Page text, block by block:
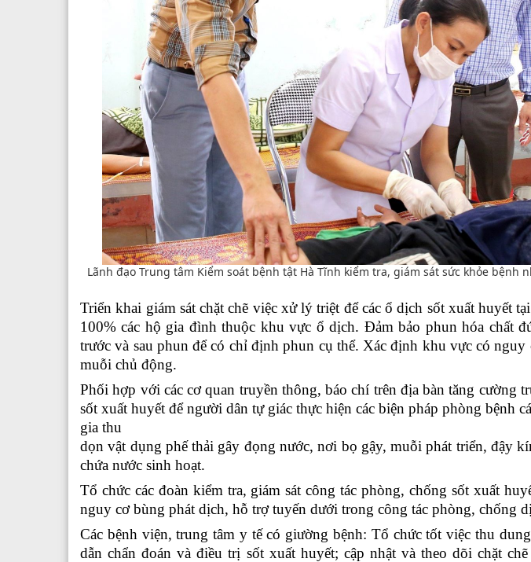
Lãnh đạo Trung tâm Kiểm soát bệnh tật Hà Tĩnh kiểm tra, giám sát sức khỏe bệnh
Triển khai giám sát chặt chẽ việc xử lý triệt để các ổ dịch sốt xuất huyết
100% các hộ gia đình thuộc khu vực ổ dịch. Đảm bảo phun hóa chất
trước và sau phun để có chỉ định phun cụ thể. Xác định khu vực có nguy
muỗi chủ động.
Phối hợp với các cơ quan truyền thông, báo chí trên địa bàn tăng cường
sốt xuất huyết để người dân tự giác thực hiện các biện pháp phòng bệnh
gia thu
dọn vật dụng phế thải gây đọng nước, nơi bọ gậy, muỗi phát triển, đậy
chứa nước sinh hoạt.
Tổ chức các đoàn kiểm tra, giám sát công tác phòng, chống sốt xuất
nguy cơ bùng phát dịch, hỗ trợ tuyến dưới trong công tác phòng, chống
Các bệnh viện, trung tâm y tế có giường bệnh: Tổ chức tốt việc thu
dẫn chẩn đoán và điều trị sốt xuất huyết; cập nhật và theo dõi chặt